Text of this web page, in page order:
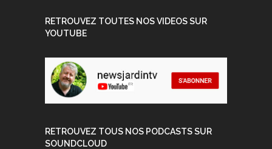
RETROUVEZ TOUTES NOS VIDEOS SUR
YOUTUBE
RETROUVEZ TOUS NOS PODCASTS SUR
SOUNDCLOUD